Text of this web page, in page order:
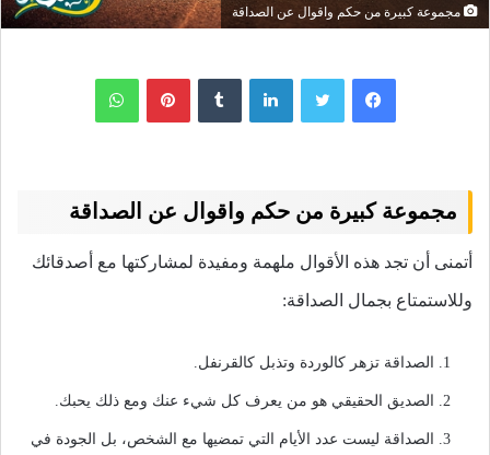
مجموعة كبيرة من حكم واقوال عن الصداقة
لينكدإن ‏Tumblr بينتيريستواتساب
مجموعة كبيرة من حكم واقوال عن الصداقة
أتمنى أن تجد هذه الأقوال ملهمة ومفيدة لمشاركتها مع أصدقائك
وللاستمتاع بجمال الصداقة:
الصداقة تزهر كالوردة وتذبل كالقرنفل.
الصديق الحقيقي هو من يعرف كل شيء عنك ومع ذلك يحبك.
الصداقة ليست عدد الأيام التي تمضيها مع الشخص، بل الجودة في